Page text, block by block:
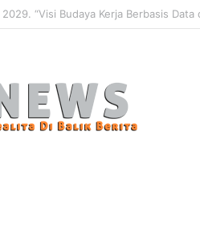
di Surabaya Hampir 100 Persen